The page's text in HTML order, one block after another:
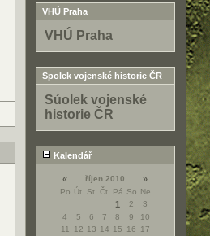
VHÚ Praha
VHÚ Praha
Spolek vojenské historie ČR
Súolek vojenské
historie ČR
Kalendář
« říjen 2010 »
Po Út St Čt Pá So Ne
1 2
3
4
5 6 7 8 9
10
11
12 13 14 15 16
17